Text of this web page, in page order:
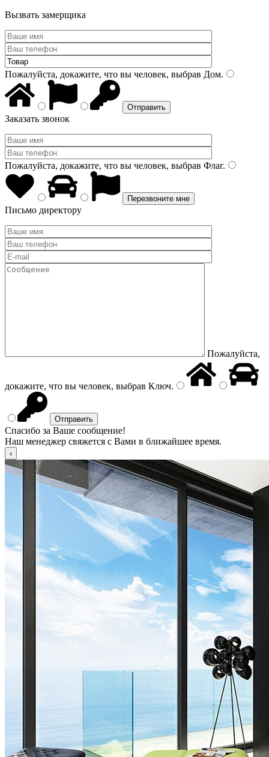
Вызвать замерщика
Пожалуйста, докажите, что вы человек, выбрав Дом.
Заказать звонок
Пожалуйста, докажите, что вы человек, выбрав Флаг.
Письмо директору
Пожалуйста,
докажите, что вы человек, выбрав Ключ.
Спасибо за Ваше сообщение!
Наш менеджер свяжется с Вами в ближайшее время.